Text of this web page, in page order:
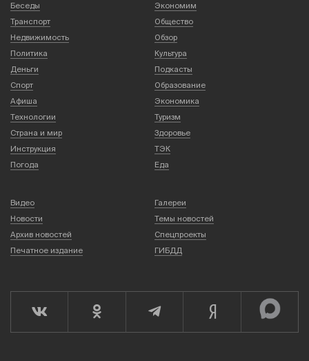
Беседы
Экономим
Транспорт
Общество
Недвижимость
Обзор
Политика
Культура
Деньги
Подкасты
Спорт
Образование
Афиша
Экономика
Технологии
Туризм
Страна и мир
Здоровье
Инструкция
ТЭК
Погода
Еда
Видео
Галереи
Новости
Темы новостей
Архив новостей
Спецпроекты
Печатное издание
ГИБДД